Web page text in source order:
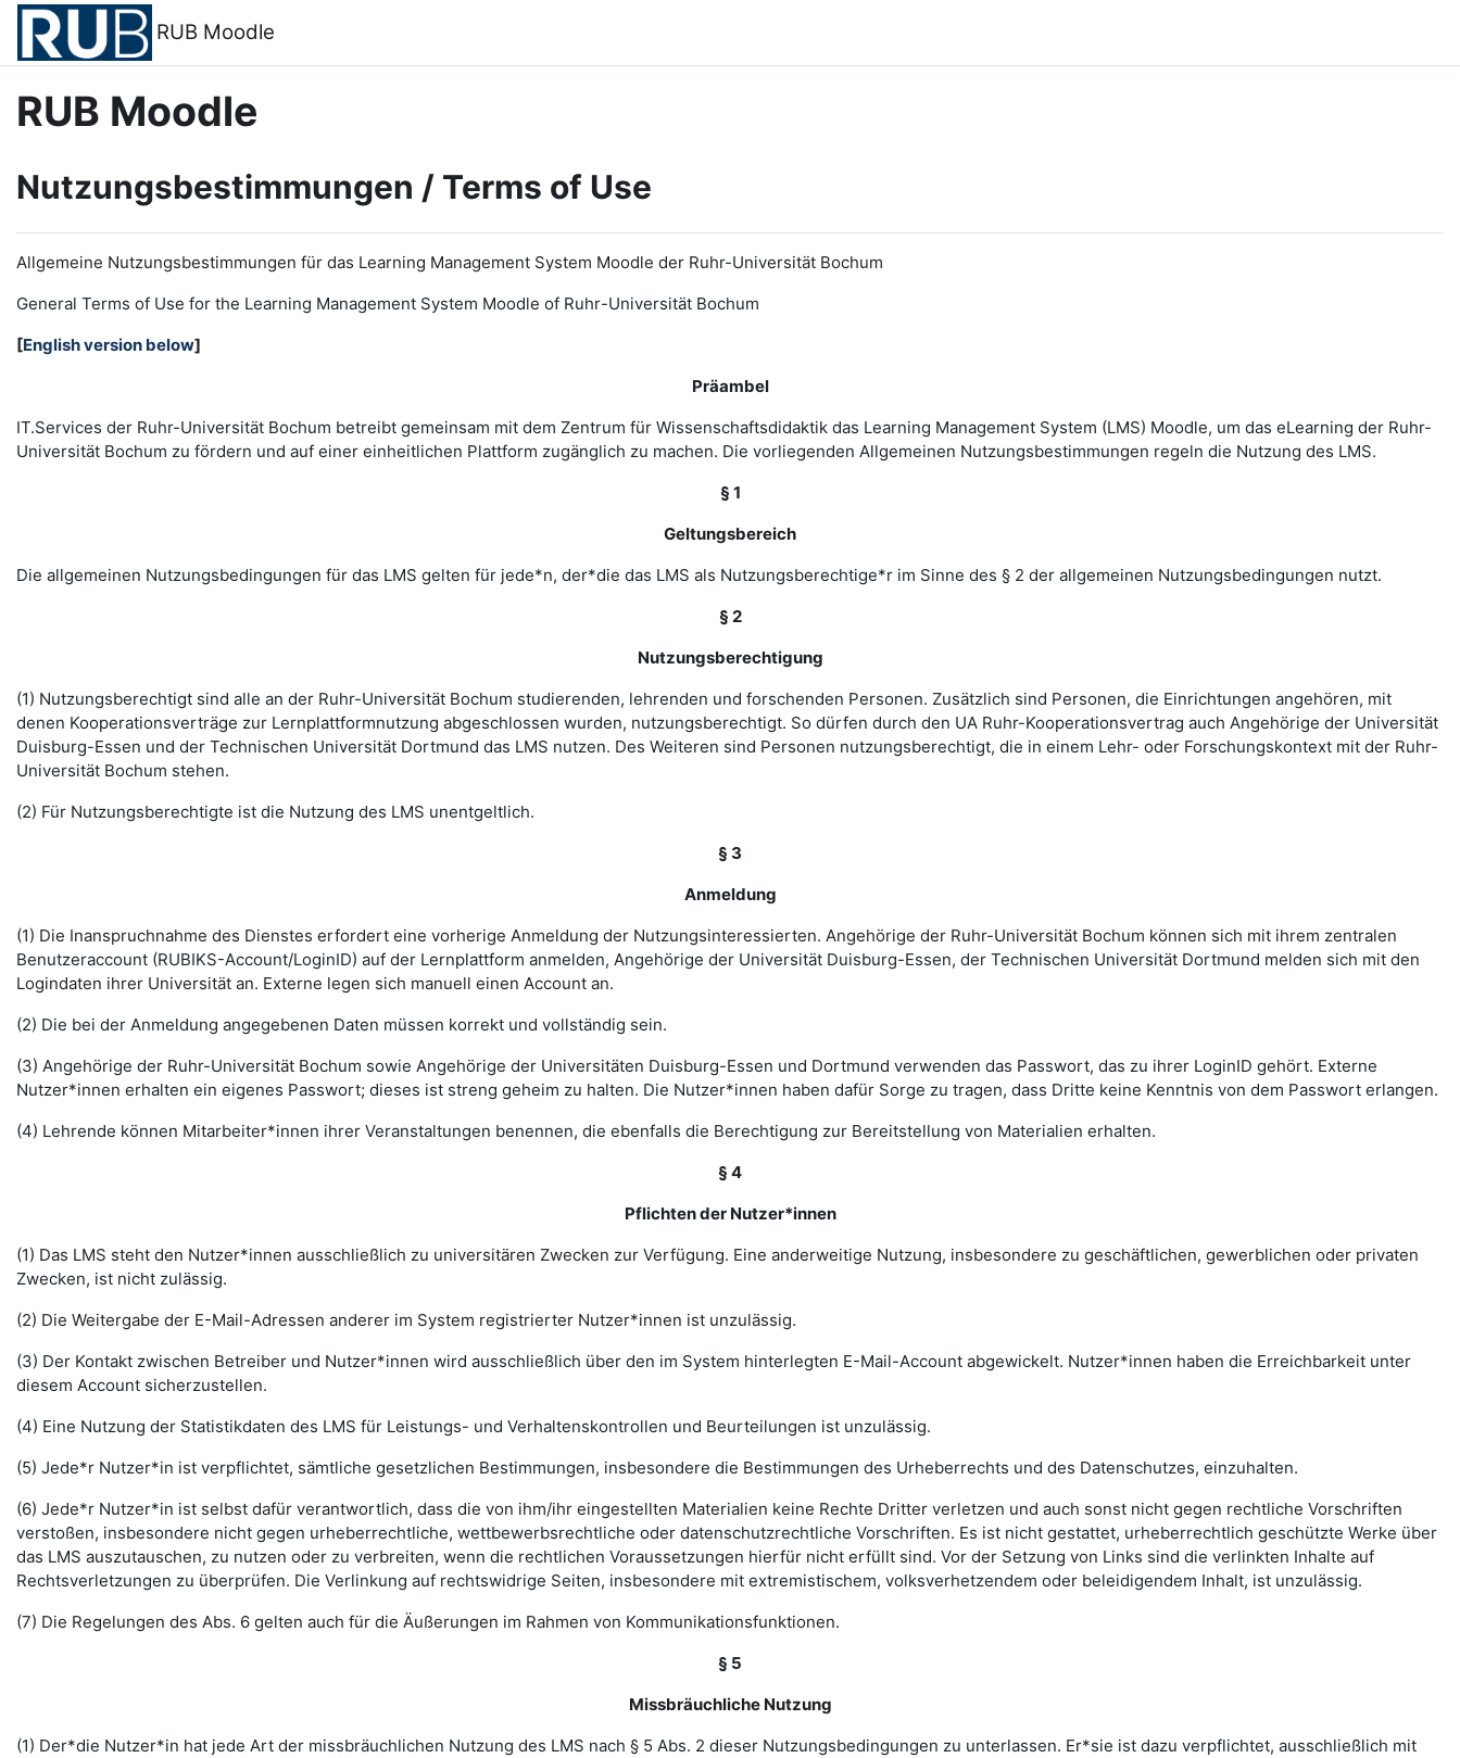
Zum Hauptinhalt
RUB Moodle
RUB Moodle
Nutzungsbestimmungen / Terms of Use
Allgemeine Nutzungsbestimmungen für das Learning Management System Moodle der Ruhr-Universität Bochum
General Terms of Use for the Learning Management System Moodle of Ruhr-Universität Bochum
[English version below]
Präambel
IT.Services der Ruhr-Universität Bochum betreibt gemeinsam mit dem Zentrum für Wissenschaftsdidaktik das Learning Management System (LMS) Moodle, um das eLearning der Ruhr-
Universität Bochum zu fördern und auf einer einheitlichen Plattform zugänglich zu machen. Die vorliegenden Allgemeinen Nutzungsbestimmungen regeln die Nutzung des LMS.
§ 1
Geltungsbereich
Die allgemeinen Nutzungsbedingungen für das LMS gelten für jede*n, der*die das LMS als Nutzungsberechtige*r im Sinne des § 2 der allgemeinen Nutzungsbedingungen nutzt.
§ 2
Nutzungsberechtigung
(1) Nutzungsberechtigt sind alle an der Ruhr-Universität Bochum studierenden, lehrenden und forschenden Personen. Zusätzlich sind Personen, die Einrichtungen angehören, mit
denen Kooperationsverträge zur Lernplattformnutzung abgeschlossen wurden, nutzungsberechtigt. So dürfen durch den UA Ruhr-Kooperationsvertrag auch Angehörige der Universität
Duisburg-Essen und der Technischen Universität Dortmund das LMS nutzen. Des Weiteren sind Personen nutzungsberechtigt, die in einem Lehr- oder Forschungskontext mit der Ruhr-
Universität Bochum stehen.
(2) Für Nutzungsberechtigte ist die Nutzung des LMS unentgeltlich.
§ 3
Anmeldung
(1) Die Inanspruchnahme des Dienstes erfordert eine vorherige Anmeldung der Nutzungsinteressierten. Angehörige der Ruhr-Universität Bochum können sich mit ihrem zentralen
Benutzeraccount (RUBIKS-Account/LoginID) auf der Lernplattform anmelden, Angehörige der Universität Duisburg-Essen, der Technischen Universität Dortmund melden sich mit den
Logindaten ihrer Universität an. Externe legen sich manuell einen Account an.
(2) Die bei der Anmeldung angegebenen Daten müssen korrekt und vollständig sein.
(3) Angehörige der Ruhr-Universität Bochum sowie Angehörige der Universitäten Duisburg-Essen und Dortmund verwenden das Passwort, das zu ihrer LoginID gehört. Externe
Nutzer*innen erhalten ein eigenes Passwort; dieses ist streng geheim zu halten. Die Nutzer*innen haben dafür Sorge zu tragen, dass Dritte keine Kenntnis von dem Passwort erlangen.
(4) Lehrende können Mitarbeiter*innen ihrer Veranstaltungen benennen, die ebenfalls die Berechtigung zur Bereitstellung von Materialien erhalten.
§ 4
Pflichten der Nutzer*innen
(1) Das LMS steht den Nutzer*innen ausschließlich zu universitären Zwecken zur Verfügung. Eine anderweitige Nutzung, insbesondere zu geschäftlichen, gewerblichen oder privaten
Zwecken, ist nicht zulässig.
(2) Die Weitergabe der E-Mail-Adressen anderer im System registrierter Nutzer*innen ist unzulässig.
(3) Der Kontakt zwischen Betreiber und Nutzer*innen wird ausschließlich über den im System hinterlegten E-Mail-Account abgewickelt. Nutzer*innen haben die Erreichbarkeit unter
diesem Account sicherzustellen.
(4) Eine Nutzung der Statistikdaten des LMS für Leistungs- und Verhaltenskontrollen und Beurteilungen ist unzulässig.
(5) Jede*r Nutzer*in ist verpflichtet, sämtliche gesetzlichen Bestimmungen, insbesondere die Bestimmungen des Urheberrechts und des Datenschutzes, einzuhalten.
(6) Jede*r Nutzer*in ist selbst dafür verantwortlich, dass die von ihm/ihr eingestellten Materialien keine Rechte Dritter verletzen und auch sonst nicht gegen rechtliche Vorschriften
verstoßen, insbesondere nicht gegen urheberrechtliche, wettbewerbsrechtliche oder datenschutzrechtliche Vorschriften. Es ist nicht gestattet, urheberrechtlich geschützte Werke über
das LMS auszutauschen, zu nutzen oder zu verbreiten, wenn die rechtlichen Voraussetzungen hierfür nicht erfüllt sind. Vor der Setzung von Links sind die verlinkten Inhalte auf
Rechtsverletzungen zu überprüfen. Die Verlinkung auf rechtswidrige Seiten, insbesondere mit extremistischem, volksverhetzendem oder beleidigendem Inhalt, ist unzulässig.
(7) Die Regelungen des Abs. 6 gelten auch für die Äußerungen im Rahmen von Kommunikationsfunktionen.
§ 5
Missbräuchliche Nutzung
(1) Der*die Nutzer*in hat jede Art der missbräuchlichen Nutzung des LMS nach § 5 Abs. 2 dieser Nutzungsbedingungen zu unterlassen. Er*sie ist dazu verpflichtet, ausschließlich mit